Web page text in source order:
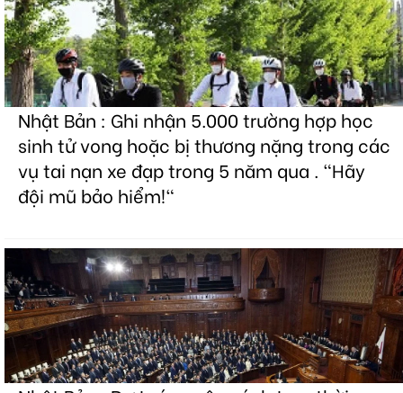
Nhật Bản : Ghi nhận 5.000 trường hợp học
sinh tử vong hoặc bị thương nặng trong các
vụ tai nạn xe đạp trong 5 năm qua . "Hãy
đội mũ bảo hiểm!"